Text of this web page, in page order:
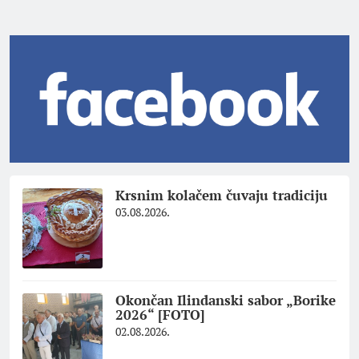
Krsnim kolačem čuvaju tradiciju
03.08.2026.
Okončan Ilindanski sabor „Borike
2026“ [FOTO]
02.08.2026.